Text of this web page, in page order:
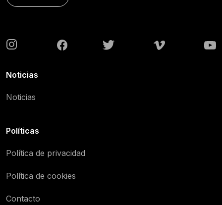
Noticias
Noticias
Políticas
Política de privacidad
Política de cookies
Contacto